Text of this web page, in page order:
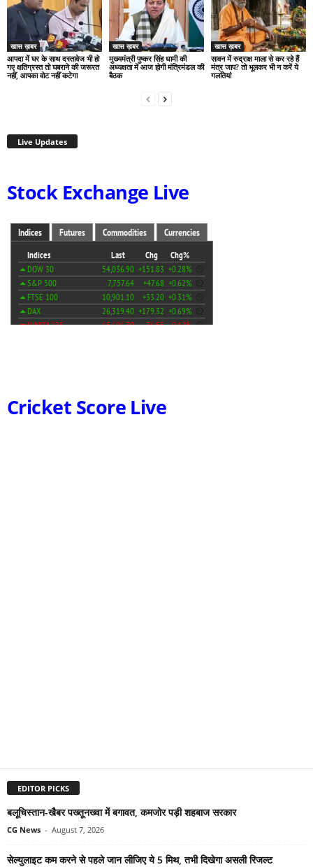
खास ख़बर
आपदा में घर के साथ दस्तावेज भी हो
गए क्षतिग्रस्त तो घबराने की जरूरत
नहीं, आपका वोट नहीं कटेगा
खास ख़बर
मुख्यमंत्री पुष्कर सिंह धामी की
अध्यक्षता में आज होगी मंत्रिमंडल की
बैठक
खास ख़बर
सावन में रुद्राक्ष माला से कर रहे हैं
मंत्र जाप? तो भूलकर भी न करें ये
गलतियां
Live Updates
Stock Exchange Live
Cricket Score Live
EDITOR PICKS
बलूचिस्तान-खैबर पख्तूनख्वा में बगावत, कमजोर पड़ी शहबाज सरकार
CG News - August 7, 2026
सेल्युलाइट कम करने से पहले जान लीजिए ये 5 मिथ, तभी दिखेगा असली रिजल्ट